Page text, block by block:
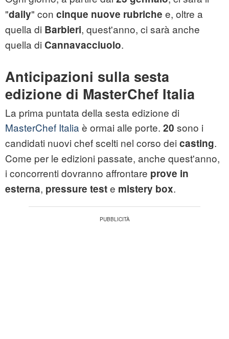
"daily" con cinque nuove rubriche e, oltre a
quella di Barbieri, quest'anno, ci sarà anche
quella di Cannavacciuolo.
Anticipazioni sulla sesta
edizione di MasterChef Italia
La prima puntata della sesta edizione di
MasterChef Italia è ormai alle porte. 20 sono i
candidati nuovi chef scelti nel corso dei casting.
Come per le edizioni passate, anche quest'anno,
i concorrenti dovranno affrontare prove in
esterna, pressure teste mistery box.